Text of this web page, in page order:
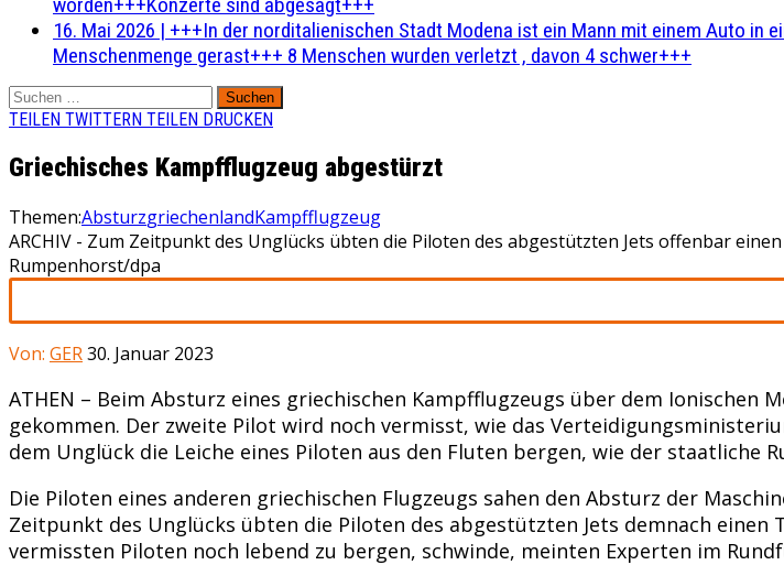
16. Mai 2026 | +++In der norditalienischen Stadt Modena ist ein Mann mit einem Auto in
Menschenmenge gerast+++ 8 Menschen wurden verletzt , davon 4 schwer+++
Suchen
nach:
TEILEN TWITTERN TEILEN DRUCKEN
Griechisches Kampfflugzeug abgestürzt
Themen:AbsturzgriechenlandKampfflugzeug
ARCHIV - Zum Zeitpunkt des Unglücks übten die Piloten des abgestützten Jets offenbar
Rumpenhorst/dpa
Von: GER30. Januar 2023
ATHEN – Beim Absturz eines griechischen Kampfflugzeugs über dem Ionischen
gekommen. Der zweite Pilot wird noch vermisst, wie das
dem Unglück die Leiche eines Piloten aus den Fluten bergen, wie der staatliche
Die Piloten eines anderen griechischen Flugzeugs sahen den Absturz der
Zeitpunkt des Unglücks übten die Piloten des abgestützten Jets demnach
vermissten Piloten noch lebend zu bergen, schwinde, meinten Experten im